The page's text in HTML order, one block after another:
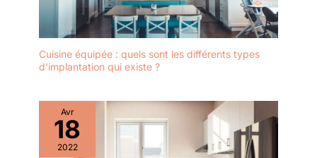
Cuisine équipée : quels sont les différents types
d’implantation qui existe ?
Avr
18
2022